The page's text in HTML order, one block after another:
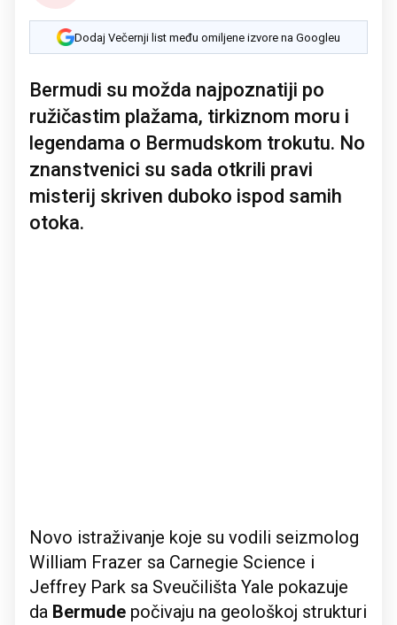
Dodaj Večernji list među omiljene izvore na Googleu
Bermudi su možda najpoznatiji po
ružičastim plažama, tirkiznom moru i
legendama o Bermudskom trokutu. No
znanstvenici su sada otkrili pravi
misterij skriven duboko ispod samih
otoka.
Novo istraživanje koje su vodili seizmolog
William Frazer sa Carnegie Science i
Jeffrey Park sa Sveučilišta Yale pokazuje
da Bermude počivaju na geološkoj strukturi